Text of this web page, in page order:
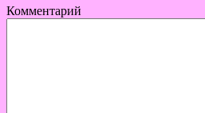
Комментарий